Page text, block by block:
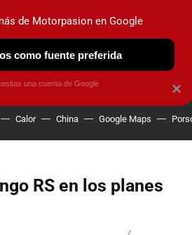
OBSERVATORIO
Calor China Google Maps
RS en los planes
×
de Motorpasion en Google
como fuente preferida
una cuenta de Google